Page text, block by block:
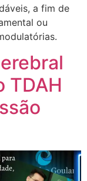
a fim de
ou
TDAH